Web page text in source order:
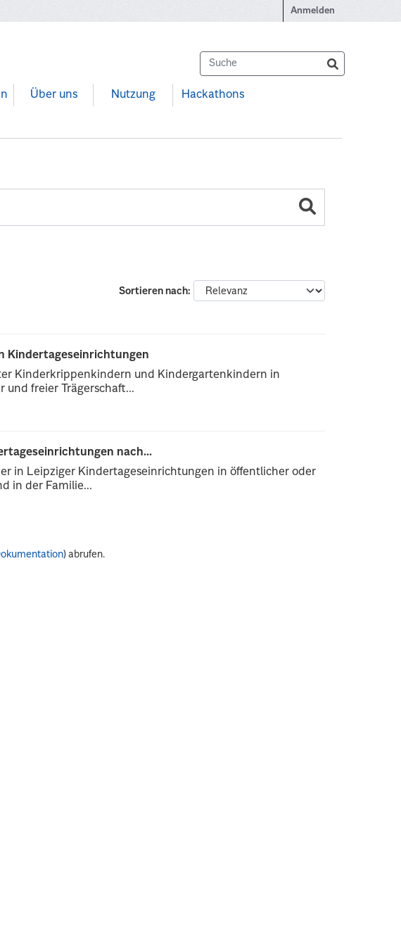
Anmelden
Über uns Nutzung Hackathons
Sortieren nach
Kindertageseinrichtungen
Kinderkrippenkindern und Kindergartenkindern in
und freier Trägerschaft...
nach...
in Leipziger Kindertageseinrichtungen in öffentlicher oder
in der Familie...
) abrufen.